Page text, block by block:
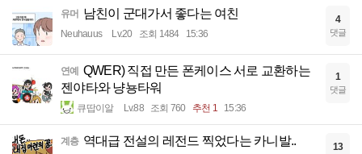
유머 남친이 군대가서 좋다는 여친
Neuhauus Lv.20 조회 1484 15:36
4
댓글
연예
QWER) 직접 만든 폰케이스 서로 교환하는
젠야타와 냥뇽타워
큐땁이알 Lv.88 조회 760 추천 1 15:36
1
댓글
계층 역대급 전설의 레전드 찍었다는 카니발.. 13